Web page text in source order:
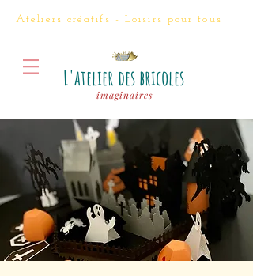
Ateliers créatifs - Loisirs pour tous
L'atelier des bricoles
imaginaires